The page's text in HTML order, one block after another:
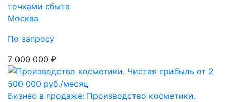
точками сбыта
Москва
По запросу
7 000 000 ₽
Бизнес в продаже: Производство косметики.